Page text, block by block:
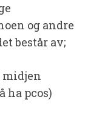
og andre
består av;
midjen
ha pcos)